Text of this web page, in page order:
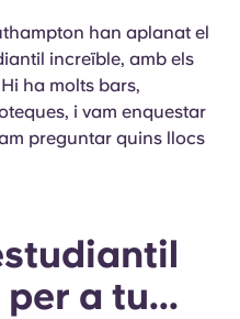
han aplanat el
increïble, amb els
ha molts bars,
i vam enquestar
preguntar quins llocs
a tu...